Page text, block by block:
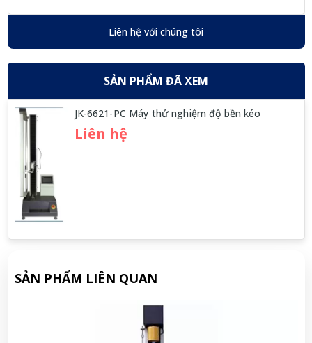
Liên hệ với chúng tôi
SẢN PHẨM ĐÃ XEM
JK-6621-PC Máy thử nghiệm độ bền kéo
Liên hệ
SẢN PHẨM LIÊN QUAN